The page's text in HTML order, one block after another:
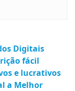
Digitais
fácil
e lucrativos
a Melhor